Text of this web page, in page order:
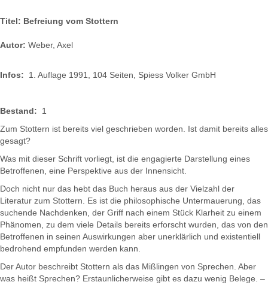
Titel: Befreiung vom Stottern
Autor: Weber, Axel
Infos: 1. Auflage 1991, 104 Seiten, Spiess Volker GmbH
Bestand: 1
Zum Stottern ist bereits viel geschrieben worden. Ist damit bereits alles
gesagt?
Was mit dieser Schrift vorliegt, ist die engagierte Darstellung eines
Betroffenen, eine Perspektive aus der Innensicht.
Doch nicht nur das hebt das Buch heraus aus der Vielzahl der
Literatur zum Stottern. Es ist die philosophische Untermauerung, das
suchende Nachdenken, der Griff nach einem Stück Klarheit zu einem
Phänomen, zu dem viele Details bereits erforscht wurden, das von den
Betroffenen in seinen Auswirkungen aber unerklärlich und existentiell
bedrohend empfunden werden kann.
Der Autor beschreibt Stottern als das Mißlingen von Sprechen. Aber
was heißt Sprechen? Erstaunlicherweise gibt es dazu wenig Belege. –